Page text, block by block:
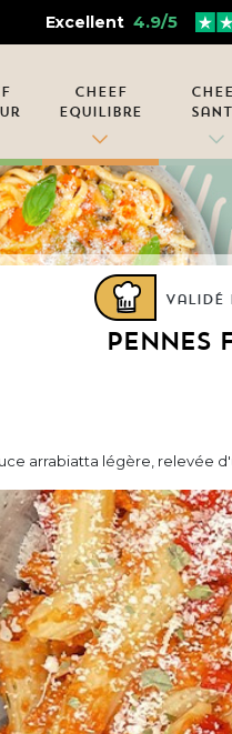
Excellent 4.9/5
Cheef
Equilibre
Validé
PENNES
arrabiatta légère, relevée